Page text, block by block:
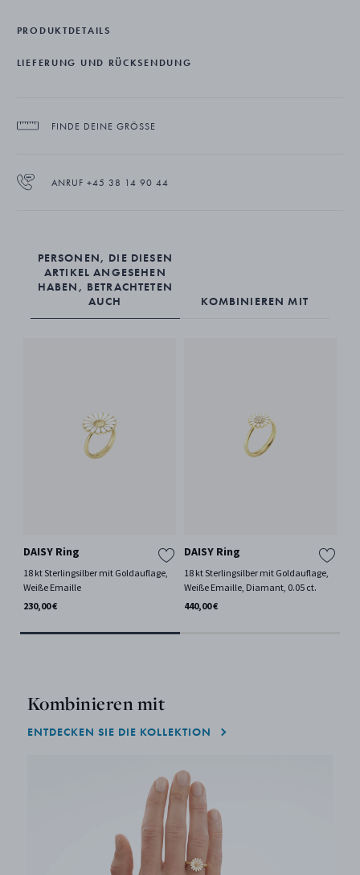
PRODUKTDETAILS
LIEFERUNG UND RÜCKSENDUNG
FINDE DEINE GRÖSSE
ANRUF +45 38 14 90 44
PERSONEN, DIE DIESEN
ARTIKEL ANGESEHEN
HABEN, BETRACHTETEN
AUCH
KOMBINIEREN MIT
DAISY Ring
18 kt Sterlingsilber mit Goldauflage,
Weiße Emaille
230,00 €
DAISY Ring
18 kt Sterlingsilber mit Goldauflage,
Weiße Emaille, Diamant, 0.05 ct.
440,00 €
Kombinieren mit
ENTDECKEN SIE DIE KOLLEKTION